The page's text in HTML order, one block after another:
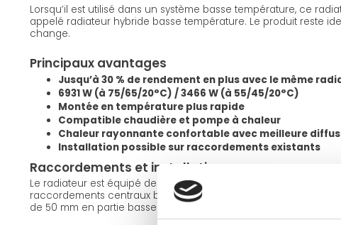
Lorsqu’il est utilisé dans un système basse température, ce
appelé radiateur hybride basse température. Le produit reste
change.
Principaux avantages
Jusqu’à 30 % de rendement en plus avec le même
6931 W (à 75/65/20°C) / 3466 W (à 55/45/20°C)
Montée en température plus rapide
Compatible chaudière et pompe à chaleur
Chaleur rayonnante confortable avec meilleure
Installation possible sur raccordements existants
Raccordements et installation
Le radiateur est équipé de 4 raccordements latéraux, 2
raccordements centraux bas (filetage intérieur euroconus 1/2")
de 50 mm en partie basse.